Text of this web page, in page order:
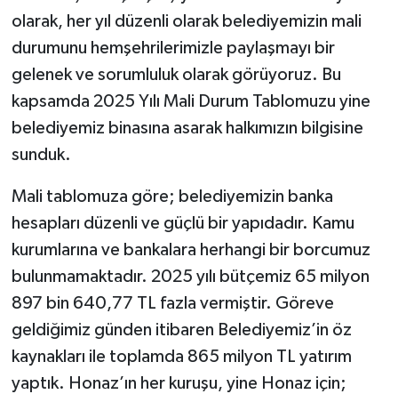
olarak, her yıl düzenli olarak belediyemizin mali
durumunu hemşehrilerimizle paylaşmayı bir
gelenek ve sorumluluk olarak görüyoruz. Bu
kapsamda 2025 Yılı Mali Durum Tablomuzu yine
belediyemiz binasına asarak halkımızın bilgisine
sunduk.
Mali tablomuza göre; belediyemizin banka
hesapları düzenli ve güçlü bir yapıdadır. Kamu
kurumlarına ve bankalara herhangi bir borcumuz
bulunmamaktadır. 2025 yılı bütçemiz 65 milyon
897 bin 640,77 TL fazla vermiştir. Göreve
geldiğimiz günden itibaren Belediyemiz’in öz
kaynakları ile toplamda 865 milyon TL yatırım
yaptık. Honaz’ın her kuruşu, yine Honaz için;